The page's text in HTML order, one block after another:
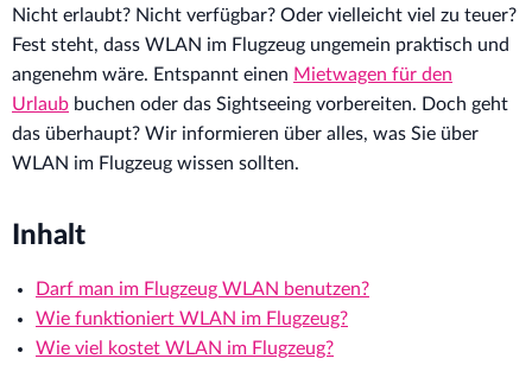
Nicht erlaubt? Nicht verfügbar? Oder vielleicht viel zu teuer?
Fest steht, dass WLAN im Flugzeug ungemein praktisch und
angenehm wäre. Entspannt einen Mietwagen für den
Urlaub buchen oder das Sightseeing vorbereiten. Doch geht
das überhaupt? Wir informieren über alles, was Sie über
WLAN im Flugzeug wissen sollten.
Inhalt
Darf man im Flugzeug WLAN benutzen?
Wie funktioniert WLAN im Flugzeug?
Wie viel kostet WLAN im Flugzeug?